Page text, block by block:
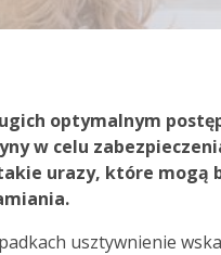
optymalnym
w celu
urazy, które mogą
usztywnienie